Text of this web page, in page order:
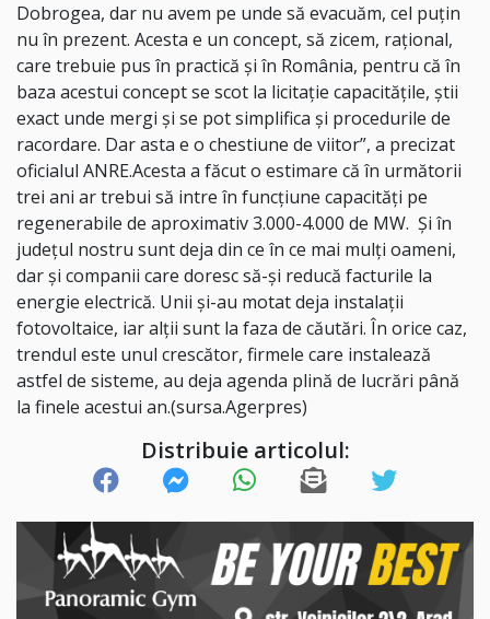
Dobrogea, dar nu avem pe unde să evacuăm, cel puţin
nu în prezent. Acesta e un concept, să zicem, raţional,
care trebuie pus în practică şi în România, pentru că în
baza acestui concept se scot la licitaţie capacităţile, ştii
exact unde mergi şi se pot simplifica şi procedurile de
racordare. Dar asta e o chestiune de viitor”, a precizat
oficialul ANRE.Acesta a făcut o estimare că în următorii
trei ani ar trebui să intre în funcţiune capacităţi pe
regenerabile de aproximativ 3.000-4.000 de MW. Și în
județul nostru sunt deja din ce în ce mai mulți oameni,
dar și companii care doresc să-și reducă facturile la
energie electrică. Unii și-au motat deja instalații
fotovoltaice, iar alții sunt la faza de căutări. În orice caz,
trendul este unul crescător, firmele care instalează
astfel de sisteme, au deja agenda plină de lucrări până
la finele acestui an.(sursa.Agerpres)
Distribuie articolul: